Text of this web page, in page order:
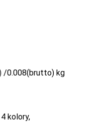
/0.008(brutto) kg
kolory,